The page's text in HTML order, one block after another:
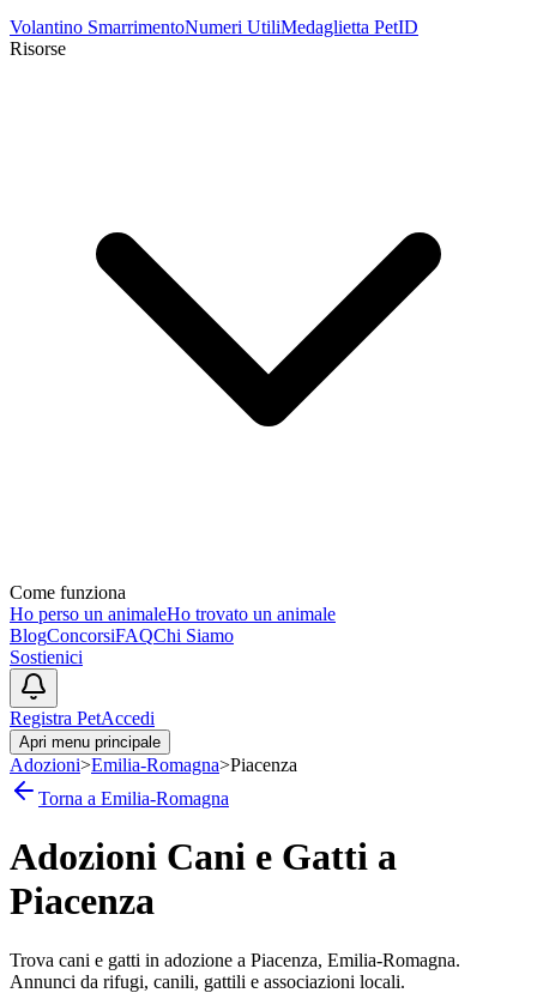
Volantino SmarrimentoNumeri UtiliMedaglietta PetID
Risorse
Come funziona
Ho perso un animaleHo trovato un animale
BlogConcorsiFAQChi Siamo
Sostienici
Registra PetAccedi
Apri menu principale
Adozioni>Emilia-Romagna>Piacenza
Torna a Emilia-Romagna
Adozioni Cani e Gatti a
Piacenza
Trova cani e gatti in adozione a Piacenza, Emilia-Romagna.
Annunci da rifugi, canili, gattili e associazioni locali.